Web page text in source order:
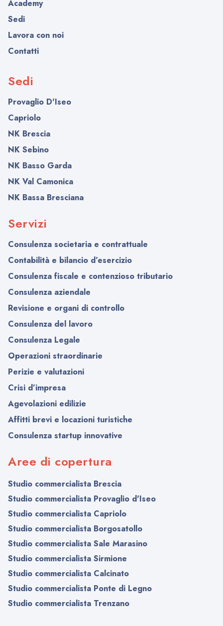
Academy
Sedi
Lavora con noi
Contatti
Sedi
Provaglio D'Iseo
Capriolo
NK Brescia
NK Sebino
NK Basso Garda
NK Val Camonica
NK Bassa Bresciana
Servizi
Consulenza societaria e contrattuale
Contabilità e bilancio d’esercizio
Consulenza fiscale e contenzioso tributario
Consulenza aziendale
Revisione e organi di controllo
Consulenza del lavoro
Consulenza Legale
Operazioni straordinarie
Perizie e valutazioni
Crisi d’impresa
Agevolazioni edilizie
Affitti brevi e locazioni turistiche
Consulenza startup innovative
Aree di copertura
Studio commercialista Brescia
Studio commercialista Provaglio d'Iseo
Studio commercialista Capriolo
Studio commercialista Borgosatollo
Studio commercialista Sale Marasino
Studio commercialista Sirmione
Studio commercialista Calcinato
Studio commercialista Ponte di Legno
Studio commercialista Trenzano